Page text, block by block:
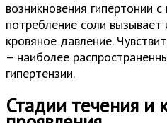
возникновения гипертонии
потребление соли
кровяное давление.
– наиболее
гипертензии.
Стадии течения и